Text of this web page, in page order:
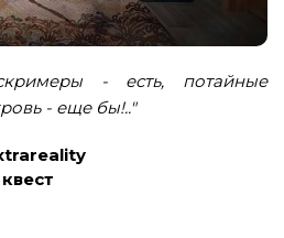
- есть, потайные
- еще бы!.."